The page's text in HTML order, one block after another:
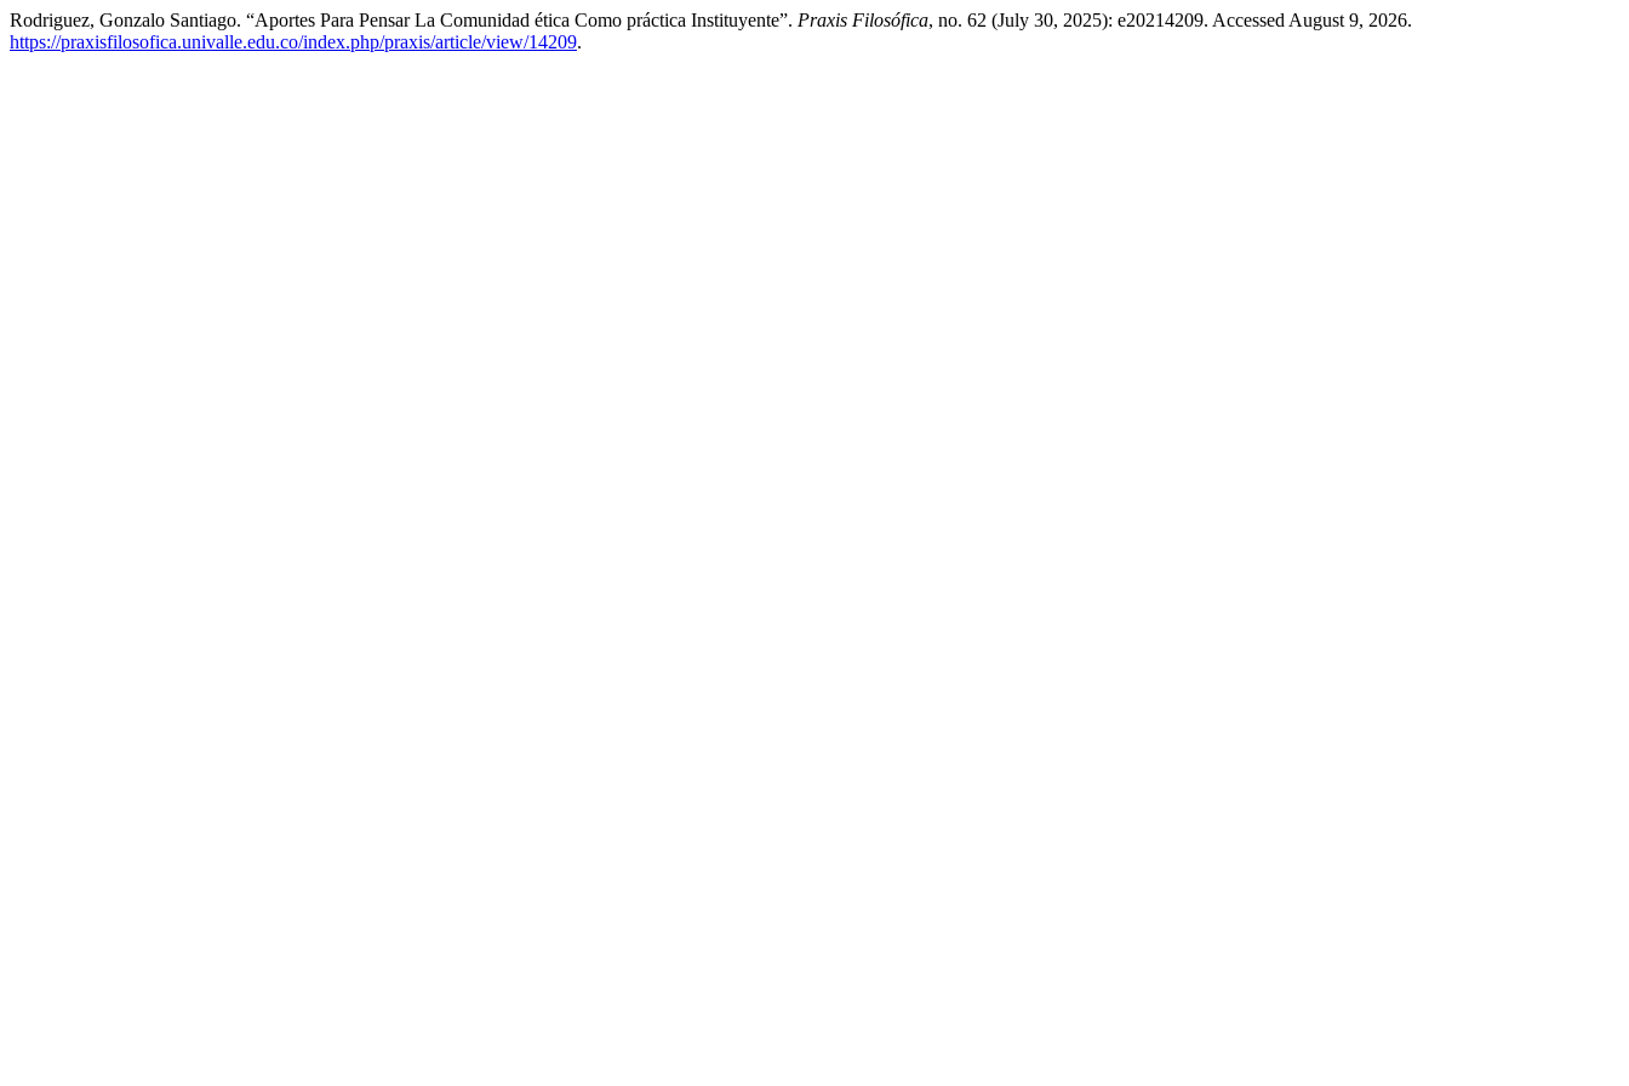
Rodriguez, Gonzalo Santiago. “Aportes Para Pensar La Comunidad ética Como práctica Instituyente”. Praxis Filosófica, no. 62 (July 30, 2025): e20214209. Accessed August 9, 2026.
https://praxisfilosofica.univalle.edu.co/index.php/praxis/article/view/14209.